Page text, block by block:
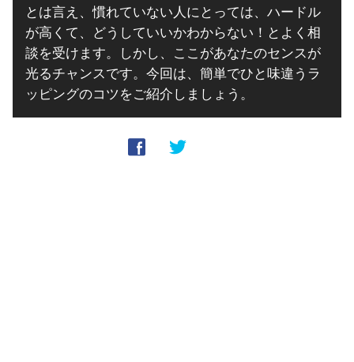
とは言え、慣れていない人にとっては、ハードル
が高くて、どうしていいかわからない！とよく相
談を受けます。しかし、ここがあなたのセンスが
光るチャンスです。今回は、簡単でひと味違うラ
ッピングのコツをご紹介しましょう。